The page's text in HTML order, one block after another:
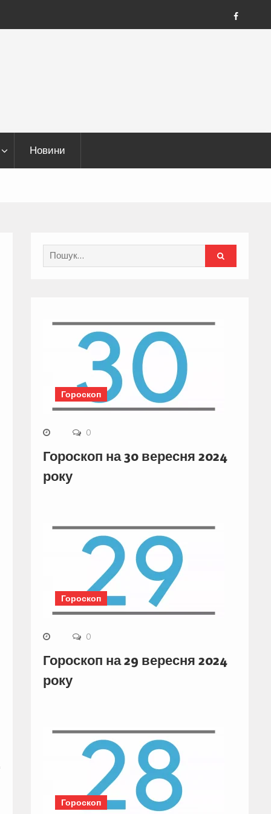
FB
Новини
Search
for:
Гороскоп
0
Гороскоп на 30 вересня 2024
року
Гороскоп
0
Гороскоп на 29 вересня 2024
року
Гороскоп